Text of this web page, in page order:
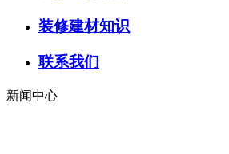
装修建材知识
联系我们
新闻中心